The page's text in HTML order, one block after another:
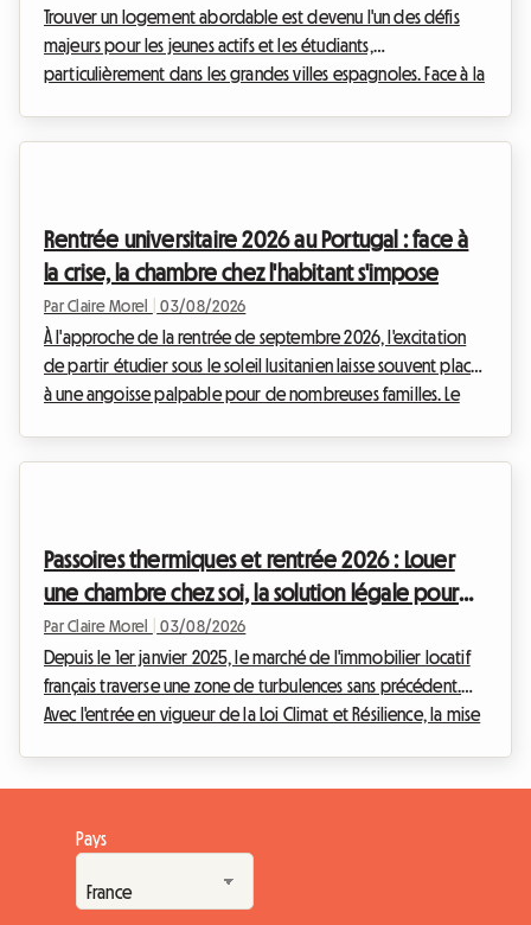
Trouver un logement abordable est devenu l'un des défis
majeurs pour les jeunes actifs et les étudiants,
particulièrement dans les grandes villes espagnoles. Face à la
d'une aide gouvernementale cruciale. Chez Roomlal...
Rentrée universitaire 2026 au Portugal : face à
la crise, la chambre chez l'habitant s'impose
Par Claire Morel 03/08/2026
À l'approche de la rentrée de septembre 2026, l'excitation
de partir étudier sous le soleil lusitanien laisse souvent place
à une angoisse palpable pour de nombreuses familles. Le
d'étudiants dans leur mobilité, et ...
Passoires thermiques et rentrée 2026 : Louer
une chambre chez soi, la solution légale pour
les propriétaires ?
Par Claire Morel 03/08/2026
Depuis le 1er janvier 2025, le marché de l'immobilier locatif
français traverse une zone de turbulences sans précédent.
Avec l'entrée en vigueur de la Loi Climat et Résilience, la mise
communément la passoire thermique location. Face à cette
situation, de nombreux propriétaires bailleurs se retrouvent
dans une impasse, redoutant l...
Pays